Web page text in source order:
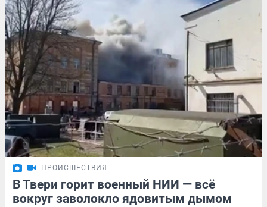
ПРОИСШЕСТВИЯ
В Твери горит военный НИИ — всё
вокруг заволокло ядовитым дымом